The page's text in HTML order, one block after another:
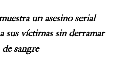
un asesino serial
sus víctimas sin derramar
sangre